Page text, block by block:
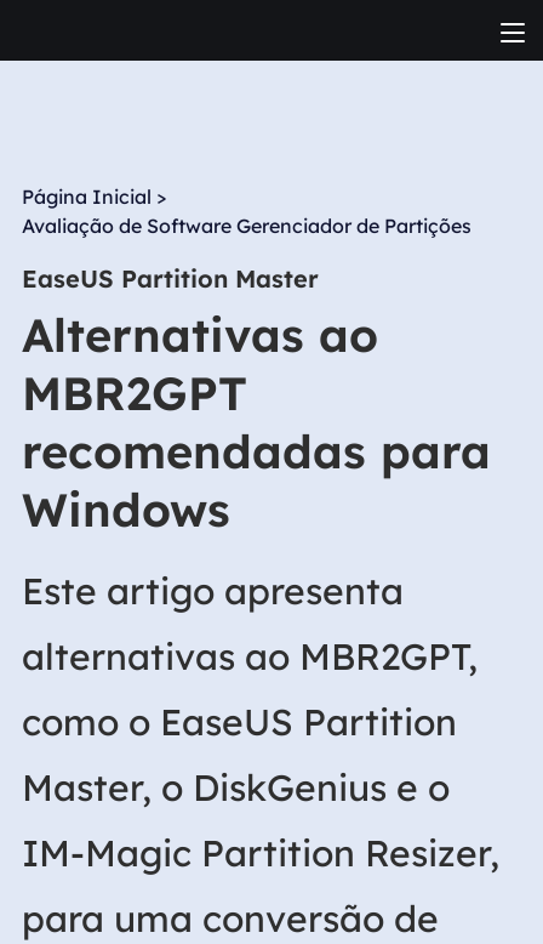
Página Inicial >
Avaliação de Software Gerenciador de Partições
EaseUS Partition Master
Alternativas ao
MBR2GPT
recomendadas para
Windows
Este artigo apresenta
alternativas ao MBR2GPT,
como o EaseUS Partition
Master, o DiskGenius e o
IM-Magic Partition Resizer,
para uma conversão de